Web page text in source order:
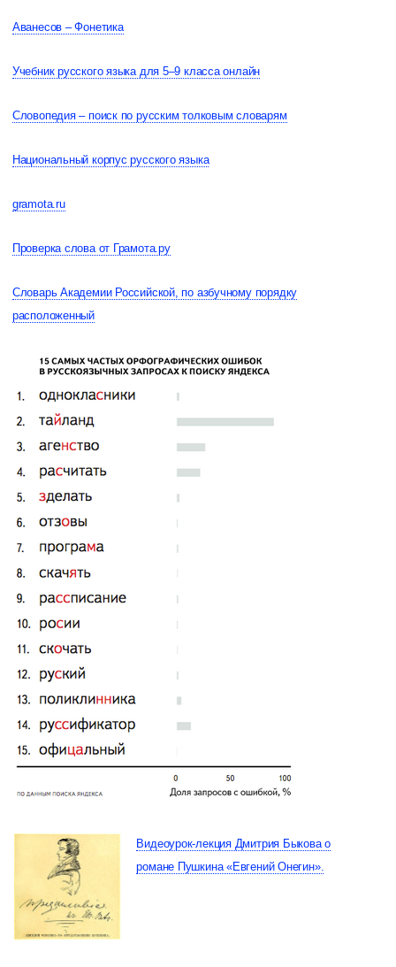
Аванесов – Фонетика
Учебник русского языка для 5–9 класса онлайн
Словопедия – поиск по русским толковым словарям
Национальный корпус русского языка
gramota.ru
Проверка слова от Грамота.ру
Словарь Академии Российской, по азбучному порядку
расположенный
Видеоурок-лекция Дмитрия Быкова о
романе Пушкина «Евгений Онегин».